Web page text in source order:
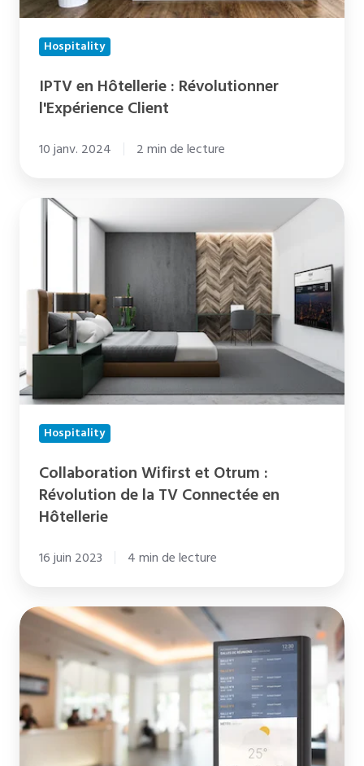
Hospitality
IPTV en Hôtellerie : Révolutionner
l'Expérience Client
10 janv. 2024 2 min de lecture
Collaboration
Révolution
la
TV
Hospitality
Collaboration Wifirst et Otrum :
Révolution de la TV Connectée en
Hôtellerie
16 juin 2023 4 min de lecture
Affichage
dynamique
entreprise
:
découvrir
la
puissance